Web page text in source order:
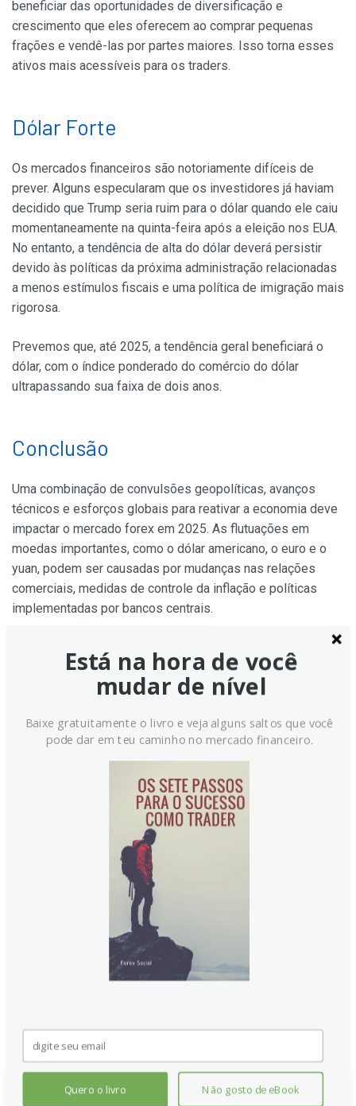
beneficiar das oportunidades de diversificação e
crescimento que eles oferecem ao comprar pequenas
frações e vendê-las por partes maiores. Isso torna esses
ativos mais acessíveis para os traders.
Dólar Forte
Os mercados financeiros são notoriamente difíceis de
prever. Alguns especularam que os investidores já haviam
decidido que Trump seria ruim para o dólar quando ele caiu
momentaneamente na quinta-feira após a eleição nos EUA.
No entanto, a tendência de alta do dólar deverá persistir
devido às políticas da próxima administração relacionadas
a menos estímulos fiscais e uma política de imigração mais
rigorosa.
Prevemos que, até 2025, a tendência geral beneficiará o
dólar, com o índice ponderado do comércio do dólar
ultrapassando sua faixa de dois anos.
Conclusão
Uma combinação de convulsões geopolíticas, avanços
técnicos e esforços globais para reativar a economia deve
impactar o mercado forex em 2025. As flutuações em
moedas importantes, como o dólar americano, o euro e o
yuan, podem ser causadas por mudanças nas relações
comerciais, medidas de controle da inflação e políticas
implementadas por bancos centrais.
emergentes, mas também riscos crescentes. Traders
precisam permanecer atentos e usar métodos adaptativos
volatilidade inerente ao mercado forex destaca a
importância de tomar decisões informadas e diversificar
ofereçam insights significativos.
Postado em
Está na hora de você
mudar de nível
Baixe gratuitamente o livro e veja alguns saltos que você
pode dar em teu caminho no mercado financeiro.
Quero o livro Não gosto de eBook